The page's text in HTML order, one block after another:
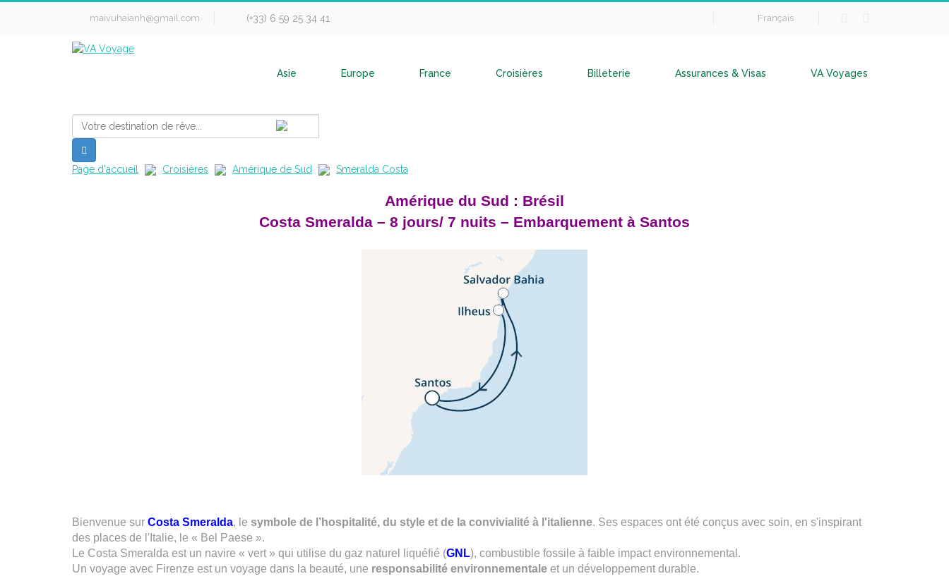
maivuhaianh@gmail.com (+33) 6 59 25 34 41 Français
Asie Europe France Croisières Billeterie Assurances & Visas VA Voyages
Page d'accueil Croisières Amérique de Sud Smeralda Costa
Amérique du Sud : Brésil
Costa Smeralda – 8 jours/ 7 nuits – Embarquement à Santos
Bienvenue sur Costa Smeralda, le symbole de l’hospitalité, du style et de la convivialité à l'italienne. Ses espaces ont été conçus avec soin, en s'inspirant
des places de l'Italie, le « Bel Paese ».
Le Costa Smeralda est un navire « vert » qui utilise du gaz naturel liquéfié (GNL), combustible fossile à faible impact environnemental.
Un voyage avec Firenze est un voyage dans la beauté, une responsabilité environnementale et un développement durable.